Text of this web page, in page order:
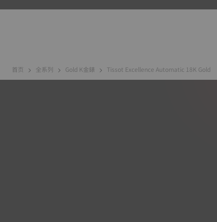
首页 全系列 Gold K金錶 Tissot Excellence Automatic 18K Gold